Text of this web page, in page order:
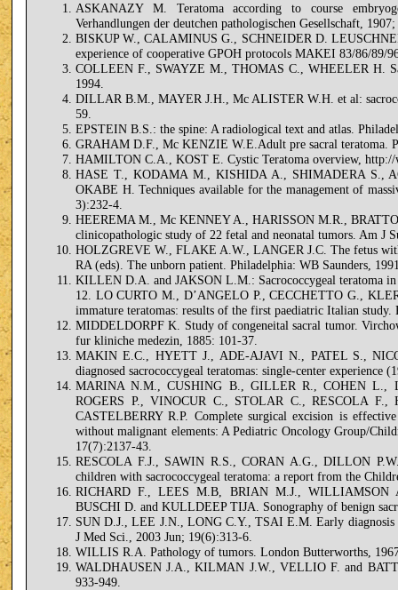
ASKANAZY M. Teratoma according to course
Verhandlungen der deutchen pathologischen Gesellschaft,
BISKUP W., CALAMINUS G., SCHNEIDER D.
experience of cooperative GPOH protocols MAKEI 83/86/89/
COLLEEN F., SWAYZE M., THOMAS C., WHEELER H.
1994.
DILLAR B.M., MAYER J.H., Mc ALISTER W.H. et al:
59.
EPSTEIN B.S.: the spine: A radiological text and atlas.
GRAHAM D.F., Mc KENZIE W.E.Adult pre sacral teratoma.
HAMILTON C.A., KOST E. Cystic Teratoma overview, http://
HASE T., KODAMA M., KISHIDA A., SHIMADERA S.,
OKABE H. Techniques available for the management of
3):232-4.
HEEREMA M., Mc KENNEY A., HARISSON M.R.,
clinicopathologic study of 22 fetal and neonatal tumors. Am J
HOLZGREVE W., FLAKE A.W., LANGER J.C. The fetus
RA (eds). The unborn patient. Philadelphia: WB Saunders,
KILLEN D.A. and JAKSON L.M.: Sacrococcygeal teratoma
12. LO CURTO M., D’ANGELO P., CECCHETTO G.,
immature teratomas: results of the first paediatric Italian
MIDDELDORPF K. Study of congeneital sacral tumor.
fur kliniche medezin, 1885: 101-37.
MAKIN E.C., HYETT J., ADE-AJAVI N., PATEL S.,
diagnosed sacrococcygeal teratomas: single-center experience
MARINA N.M., CUSHING B., GILLER R., COHEN
ROGERS P., VINOCUR C., STOLAR C., RESCOLA
CASTELBERRY R.P. Complete surgical excision is
without malignant elements: A Pediatric Oncology Group/
17(7):2137-43.
RESCOLA F.J., SAWIN R.S., CORAN A.G., DILLON
children with sacrococcygeal teratoma: a report from the
RICHARD F., LEES M.B, BRIAN M.J., WILLIAMSON
BUSCHI D. and KULLDEEP TIJA. Sonography of benign
SUN D.J., LEE J.N., LONG C.Y., TSAI E.M. Early diagnosis
J Med Sci., 2003 Jun; 19(6):313-6.
WILLIS R.A. Pathology of tumors. London Butterworths,
WALDHAUSEN J.A., KILMAN J.W., VELLIO F. and
933-949.